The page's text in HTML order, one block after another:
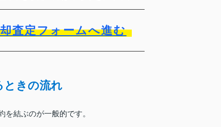
査定フォームへ進む
ときの流れ
結ぶのが一般的です。